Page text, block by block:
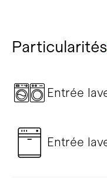
Particularités
Entrée
Entrée